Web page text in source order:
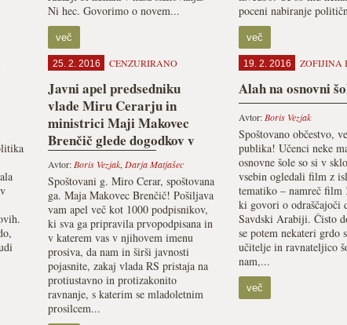
Ni hec. Govorimo o novem...
več
poceni nabiranje
več
25. 2. 2016 CENZURIRANO
Javni apel predsedniku
vlade Miru Cerarju in
ministrici Maji Makovec
Brenčič glede dogodkov v
Kranju
Avtor: Boris Vezjak, Darja Matjašec
Spoštovani g. Miro Cerar, spoštovana
ga. Maja Makovec Brenčič! Pošiljava
vam apel več kot 1000 podpisnikov,
ki sva ga pripravila prvopodpisana in
v katerem vas v njihovem imenu
prosiva, da nam in širši javnosti
pojasnite, zakaj vlada RS pristaja na
protiustavno in protizakonito
ravnanje, s katerim se mladoletnim
prosilcem...
19. 2. 2016 ZOFIJINA
Alah na osnovni
Avtor: Boris Vezjak
Spoštovano občestvo,
publika! Učenci neke
osnovne šole so si v
vsebin ogledali film z
tematiko – namreč film
ki govori o odraščajoči
Savdski Arabiji. Čisto
se potem nekateri grdo
učitelje in ravnateljico
nam,...
več